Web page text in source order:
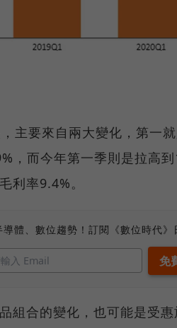
主要來自兩大變化，第一
，而今年第一季則是拉高
利率9.4%。
體、數位趨勢！訂閱《數位時代》
組合的變化，也可能是受